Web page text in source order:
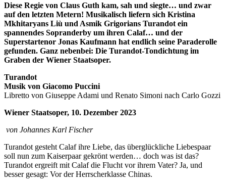
Diese Regie von Claus Guth kam, sah und siegte… und zwar
auf den letzten Metern! Musikalisch liefern sich Kristina
Mkhitaryans Liù und Asmik Grigorians Turandot ein
spannendes Sopranderby um ihren Calaf… und der
Superstartenor Jonas Kaufmann hat endlich seine Paraderolle
gefunden. Ganz nebenbei: Die Turandot-Tondichtung im
Graben der Wiener Staatsoper.
Turandot
Musik von Giacomo Puccini
Libretto von Giuseppe Adami und Renato Simoni nach Carlo Gozzi
Wiener Staatsoper, 10. Dezember 2023
von Johannes Karl Fischer
Turandot gesteht Calaf ihre Liebe, das überglückliche Liebespaar
soll nun zum Kaiserpaar gekrönt werden… doch was ist das?
Turandot ergreift mit Calaf die Flucht vor ihrem Vater? Ja, und
besser gesagt: Vor der Herrscherklasse Chinas.